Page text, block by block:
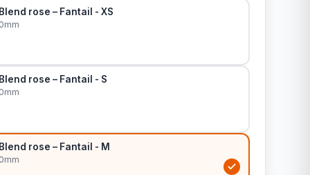
rose – Fantail - XS
rose – Fantail - S
rose – Fantail - M